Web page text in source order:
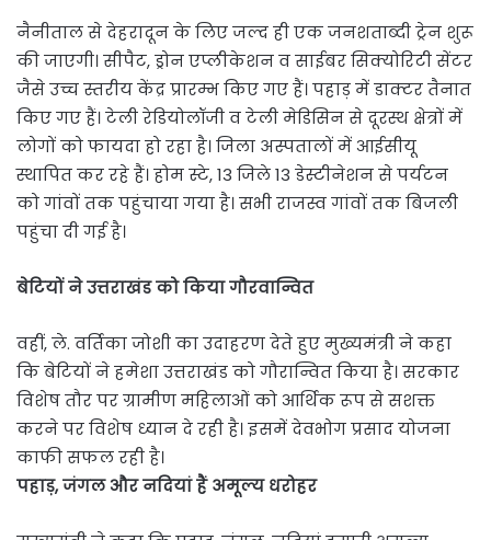
नैनीताल से देहरादून के लिए जल्द ही एक जनशताब्दी ट्रेन शुरू
की जाएगी। सीपैट, ड्रोन एप्लीकेशन व साईबर सिक्योरिटी सेंटर
जैसे उच्च स्तरीय केंद्र प्रारम्भ किए गए हैं। पहाड़ में डाक्टर तैनात
किए गए हैं। टेली रेडियोलॉजी व टेली मेडिसिन से दूरस्थ क्षेत्रों में
लोगों को फायदा हो रहा है। जिला अस्पतालों में आईसीयू
स्थापित कर रहे हैं। होम स्टे, 13 जिले 13 डेस्टीनेशन से पर्यटन
को गांवों तक पहुंचाया गया है। सभी राजस्व गांवों तक बिजली
पहुंचा दी गई है।
बेटियों ने उत्तराखंड को किया गौरवान्वित
वहीं,ले. वर्तिका जोशी का उदाहरण देते हुए मुख्यमंत्री ने कहा
कि बेटियों ने हमेशा उत्तराखंड को गौरान्वित किया है। सरकार
विशेष तौर पर ग्रामीण महिलाओं को आर्थिक रूप से सशक्त
करने पर विशेष ध्यान दे रही है। इसमें देवभोग प्रसाद योजना
काफी सफल रही है।
पहाड़, जंगल और नदियां हैं अमूल्य धरोहर